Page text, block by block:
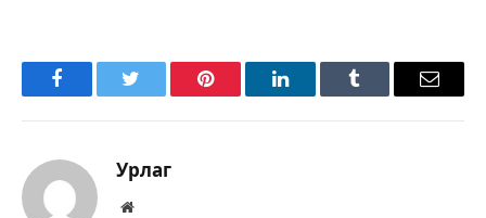
FacebookTwitter Pinterest LinkedInTumblr Имэйл
Урлаг
Вэбсайт